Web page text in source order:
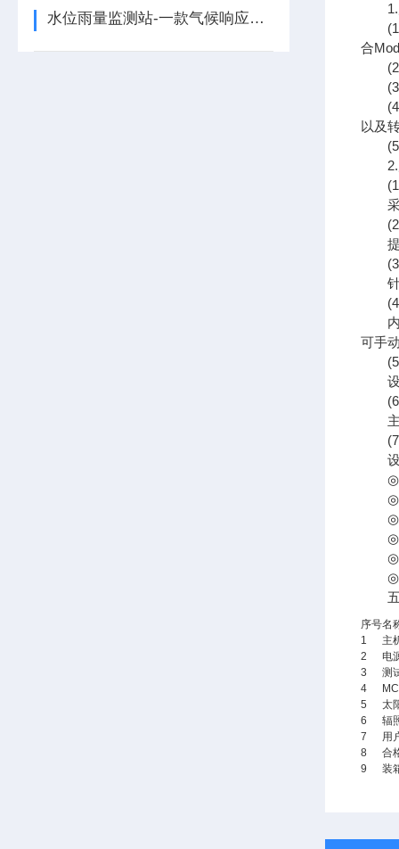
水位雨量监测站-一款气候响应式预测的监测水位雨量站2025+派+送
1.
(1)
合
(2)
(3)
以及
(5)
2.
(1)5
采⽤
(2)
提供
(3)
针对
(4)
内置
可⼿
(5)
设备
(6)
主机
(7)
设
五
序号名
1
主
2
电
3
测
4
5
太
6
辐
7
用
8
合
9
装